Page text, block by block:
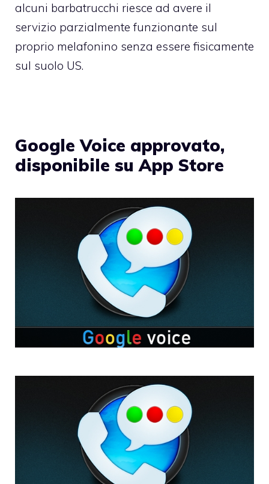
alcuni barbatrucchi riesce ad avere il
servizio parzialmente funzionante sul
proprio melafonino senza essere fisicamente
sul suolo US.
Google Voice approvato,
disponibile su App Store